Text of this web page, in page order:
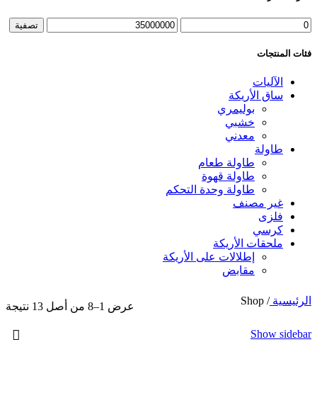
تصفية
فئات المنتجات
الآليات
ساق الأريكة
بوليمري
خشبي
معدني
طاولة
طاولة طعام
طاولة قهوة
طاولة وحدة التحكم
غير مصنف
فلزی
كرسي
ملحقات الأريكة
إطلالات على الأريكة
مقابض
الرئيسية/
Shop عرض 1–8 من أصل 13 نتيجة
Show sidebar